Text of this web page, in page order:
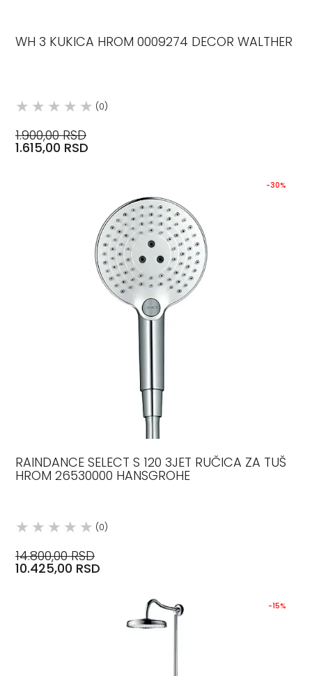
WH 3 KUKICA HROM 0009274 DECOR WALTHER
(0)
1.900,00 RSD
1.615,00 RSD
-30%
RAINDANCE SELECT S 120 3JET RUČICA ZA TUŠ
HROM 26530000 HANSGROHE
(0)
14.800,00 RSD
10.425,00 RSD
-15%